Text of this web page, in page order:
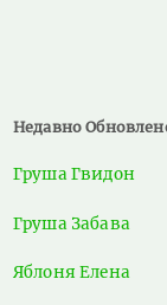
Недавно
Груша Гвидон
Груша Забава
Яблоня Елена